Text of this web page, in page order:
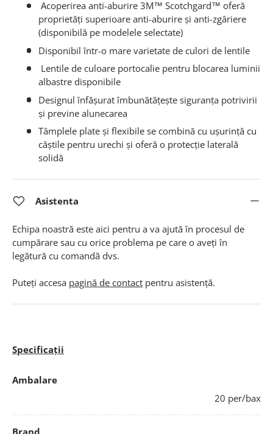
Acoperirea anti-aburire 3M™ Scotchgard™ oferă
proprietăți superioare anti-aburire și anti-zgâriere
(disponibilă pe modelele selectate)
Disponibil într-o mare varietate de culori de lentile
Lentile de culoare portocalie pentru blocarea luminii
albastre disponibile
Designul înfășurat îmbunătățește siguranța potrivirii
și previne alunecarea
Tâmplele plate și flexibile se combină cu ușurință cu
căștile pentru urechi și oferă o protecție laterală
solidă
Asistenta
Echipa noastră este aici pentru a va ajută în procesul de
cumpărare sau cu orice problema pe care o aveți în
legătură cu comandă dvs.
Puteți accesa pagină de contact pentru asistență.
Specificații
Ambalare
20 per/bax
Brand